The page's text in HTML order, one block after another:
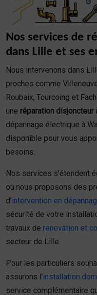
Nos services de
dans Lille et ses
Nous intervenons dans
proches comme
Roubaix, Tourcoing et
une réparation disjoncteur
dépannage électrique à
disponible pour vous
besoins.
Nos services s’étendent
où nous proposons des
d’intervention en
sécurité de votre
travaux de rénovation et
secteur de Lille.
Pour les particuliers
assurons l’installation
service complémentaire